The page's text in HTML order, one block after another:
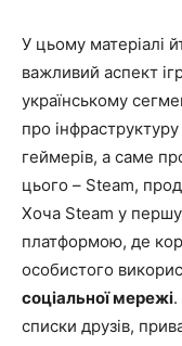
У цьому матеріалі
важливий аспект
українському
про
геймерів, а саме
цього – Steam,
Хоча Steam у
платформою, де
особистого
соціальної мережі
списки друзів,